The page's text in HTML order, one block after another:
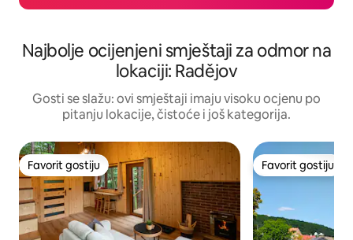
Najbolje ocijenjeni smještaji za odmor na
lokaciji: Radějov
Gosti se slažu: ovi smještaji imaju visoku ocjenu po
pitanju lokacije, čistoće i još kategorija.
Favorit gostiju
Favorit gostiju Favorit gostiju
Favorit gostiju